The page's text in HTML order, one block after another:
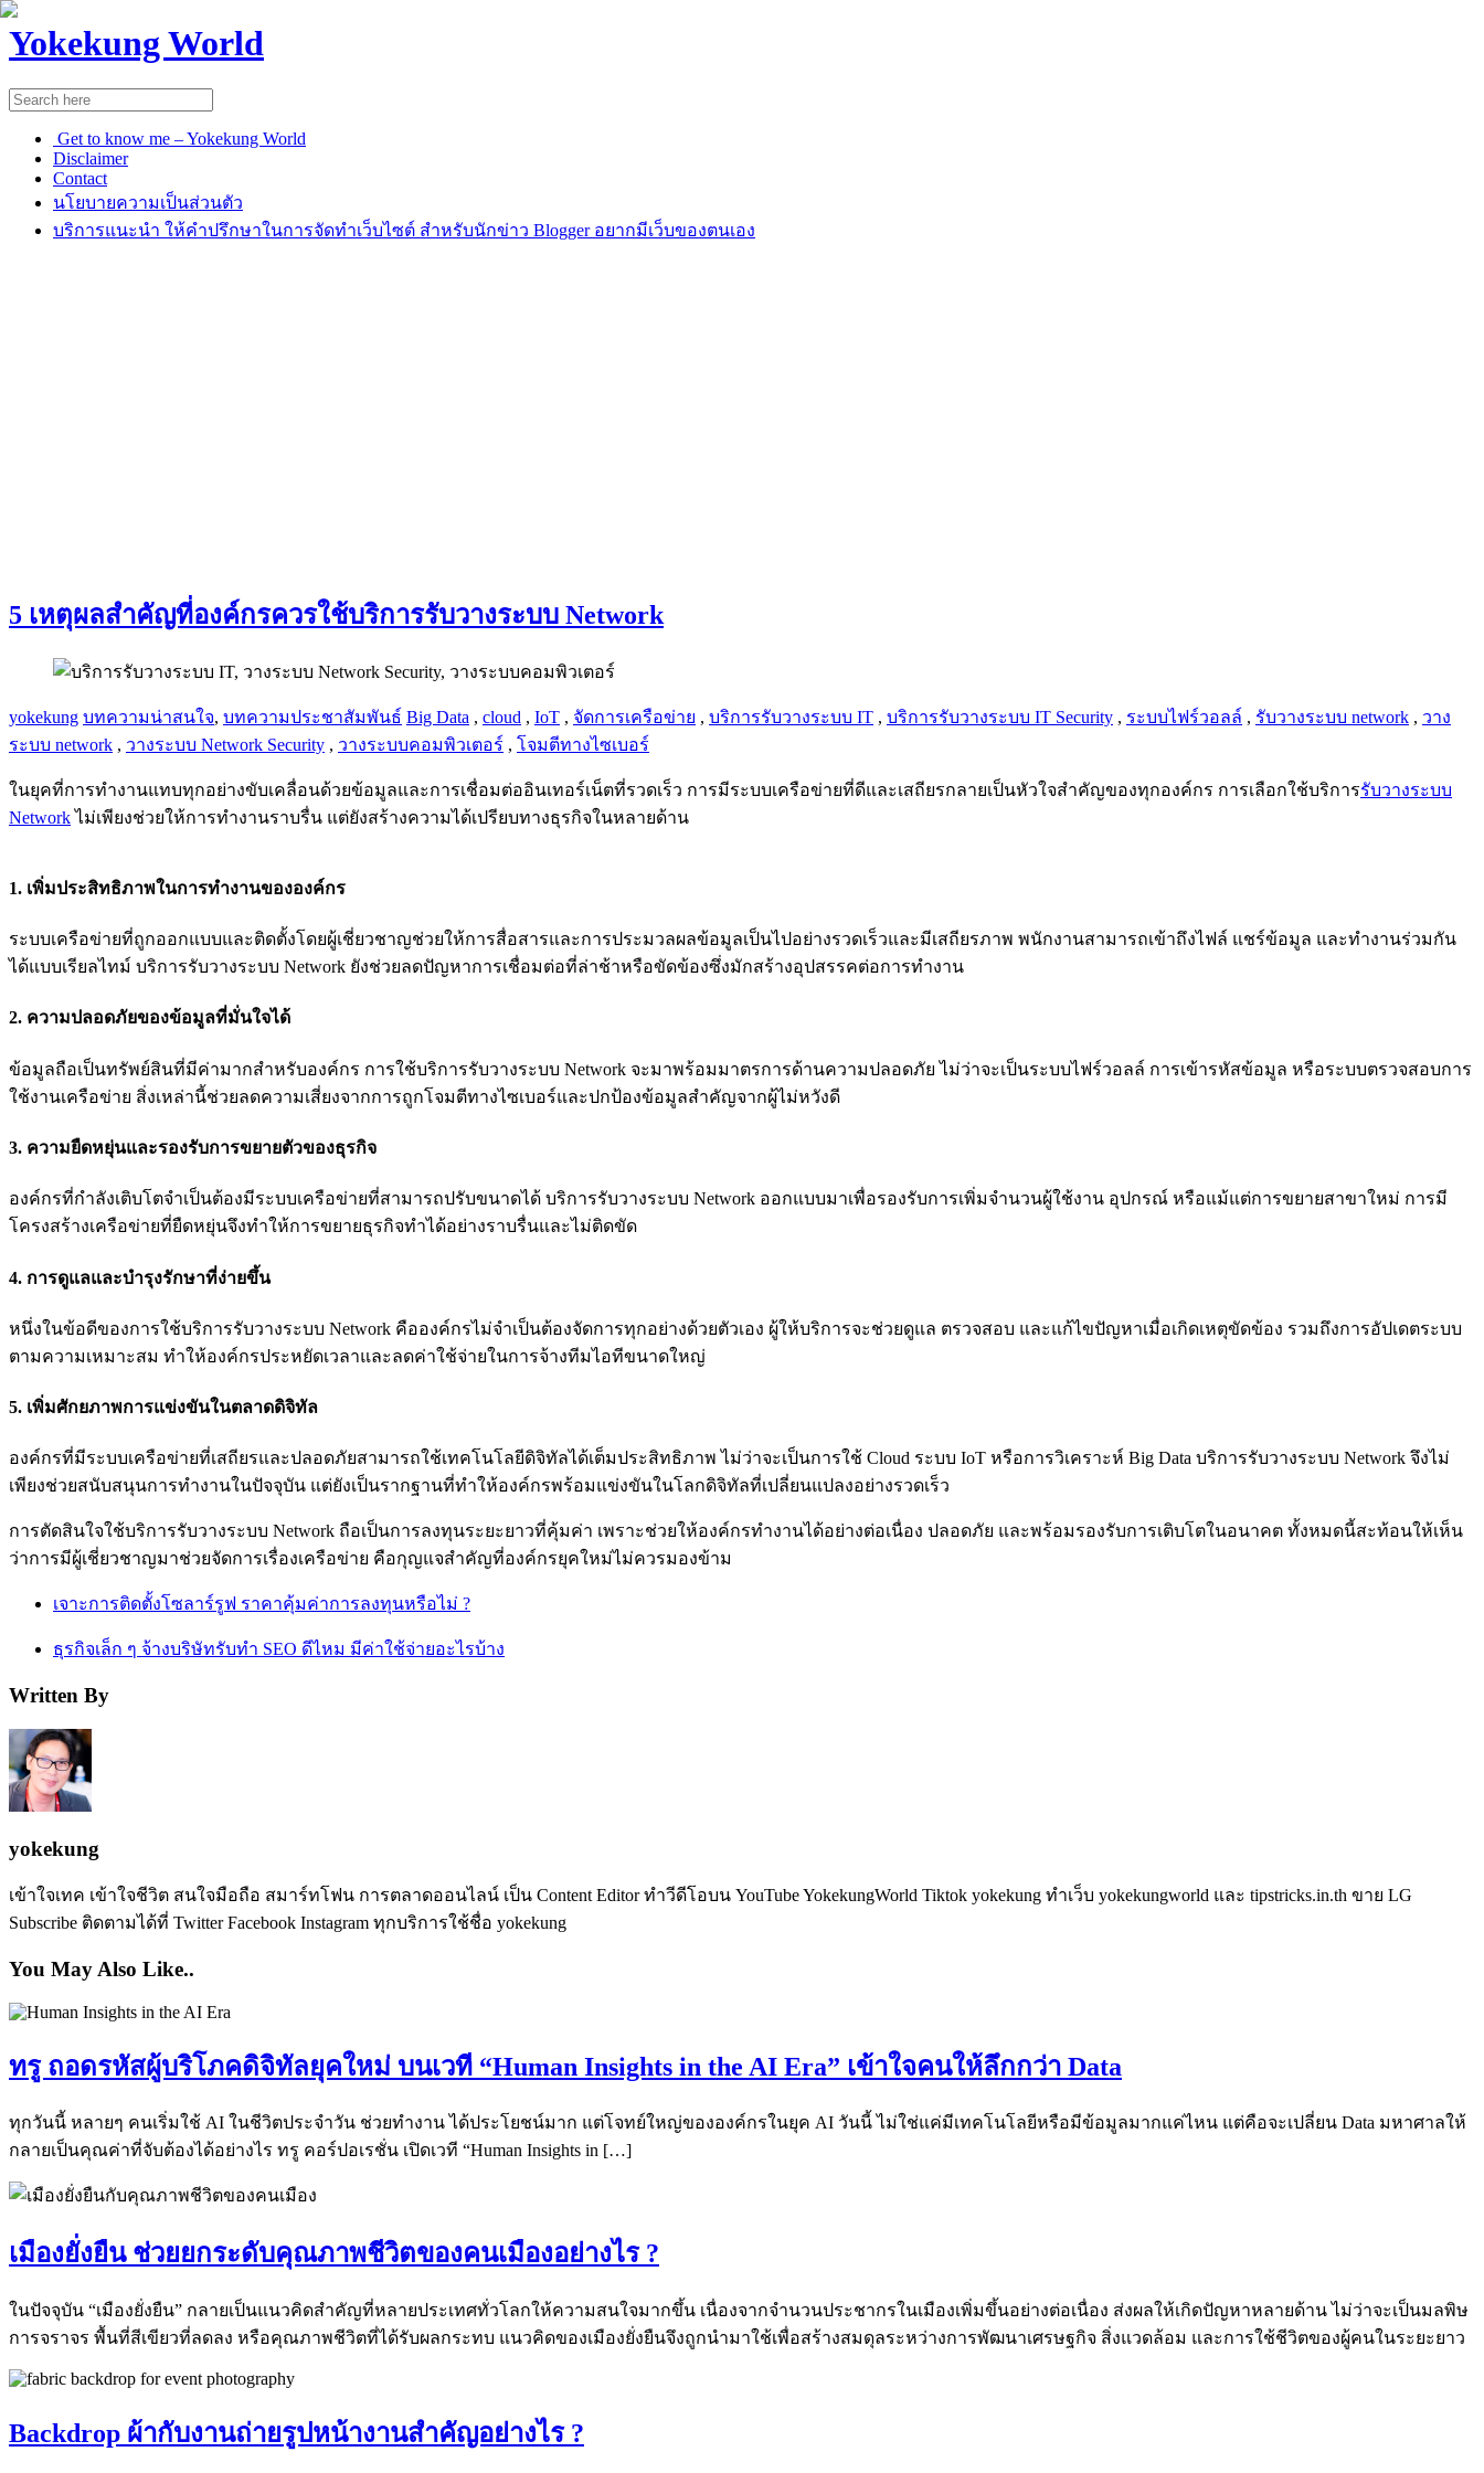
Yokekung World
Get to know me – Yokekung World
Disclaimer
Contact
นโยบายความเป็นส่วนตัว
บริการแนะนำ ให้คำปรึกษาในการจัดทำเว็บไซต์ สำหรับนักข่าว Blogger อยากมีเว็บของตนเอง
5 เหตุผลสำคัญที่องค์กรควรใช้บริการรับวางระบบ Network
yokekung บทความน่าสนใจ, บทความประชาสัมพันธ์ Big Data , cloud , IoT , จัดการเครือข่าย , บริการรับวางระบบ IT , บริการรับวางระบบ IT Security , ระบบไฟร์วอลล์ , รับวางระบบ network , วาง
ระบบ network , วางระบบ Network Security , วางระบบคอมพิวเตอร์ , โจมตีทางไซเบอร์
ในยุคที่การทำงานแทบทุกอย่างขับเคลื่อนด้วยข้อมูลและการเชื่อมต่ออินเทอร์เน็ตที่รวดเร็ว การมีระบบเครือข่ายที่ดีและเสถียรกลายเป็นหัวใจสำคัญของทุกองค์กร การเลือกใช้บริการรับวางระบบ
Networkไม่เพียงช่วยให้การทำงานราบรื่น แต่ยังสร้างความได้เปรียบทางธุรกิจในหลายด้าน
1. เพิ่มประสิทธิภาพในการทำงานขององค์กร
ระบบเครือข่ายที่ถูกออกแบบและติดตั้งโดยผู้เชี่ยวชาญช่วยให้การสื่อสารและการประมวลผลข้อมูลเป็นไปอย่างรวดเร็วและมีเสถียรภาพ พนักงานสามารถเข้าถึงไฟล์ แชร์ข้อมูล และทำงานร่วมกัน
ได้แบบเรียลไทม์ บริการรับวางระบบ Network ยังช่วยลดปัญหาการเชื่อมต่อที่ล่าช้าหรือขัดข้องซึ่งมักสร้างอุปสรรคต่อการทำงาน
2. ความปลอดภัยของข้อมูลที่มั่นใจได้
ข้อมูลถือเป็นทรัพย์สินที่มีค่ามากสำหรับองค์กร การใช้บริการรับวางระบบ Network จะมาพร้อมมาตรการด้านความปลอดภัย ไม่ว่าจะเป็นระบบไฟร์วอลล์ การเข้ารหัสข้อมูล หรือระบบตรวจสอบการ
ใช้งานเครือข่าย สิ่งเหล่านี้ช่วยลดความเสี่ยงจากการถูกโจมตีทางไซเบอร์และปกป้องข้อมูลสำคัญจากผู้ไม่หวังดี
3. ความยืดหยุ่นและรองรับการขยายตัวของธุรกิจ
องค์กรที่กำลังเติบโตจำเป็นต้องมีระบบเครือข่ายที่สามารถปรับขนาดได้ บริการรับวางระบบ Network ออกแบบมาเพื่อรองรับการเพิ่มจำนวนผู้ใช้งาน อุปกรณ์ หรือแม้แต่การขยายสาขาใหม่ การมี
โครงสร้างเครือข่ายที่ยืดหยุ่นจึงทำให้การขยายธุรกิจทำได้อย่างราบรื่นและไม่ติดขัด
4. การดูแลและบำรุงรักษาที่ง่ายขึ้น
หนึ่งในข้อดีของการใช้บริการรับวางระบบ Network คือองค์กรไม่จำเป็นต้องจัดการทุกอย่างด้วยตัวเอง ผู้ให้บริการจะช่วยดูแล ตรวจสอบ และแก้ไขปัญหาเมื่อเกิดเหตุขัดข้อง รวมถึงการอัปเดตระบบ
ตามความเหมาะสม ทำให้องค์กรประหยัดเวลาและลดค่าใช้จ่ายในการจ้างทีมไอทีขนาดใหญ่
5. เพิ่มศักยภาพการแข่งขันในตลาดดิจิทัล
องค์กรที่มีระบบเครือข่ายที่เสถียรและปลอดภัยสามารถใช้เทคโนโลยีดิจิทัลได้เต็มประสิทธิภาพ ไม่ว่าจะเป็นการใช้ Cloud ระบบ IoT หรือการวิเคราะห์ Big Data บริการรับวางระบบ Network จึงไม่
เพียงช่วยสนับสนุนการทำงานในปัจจุบัน แต่ยังเป็นรากฐานที่ทำให้องค์กรพร้อมแข่งขันในโลกดิจิทัลที่เปลี่ยนแปลงอย่างรวดเร็ว
การตัดสินใจใช้บริการรับวางระบบ Network ถือเป็นการลงทุนระยะยาวที่คุ้มค่า เพราะช่วยให้องค์กรทำงานได้อย่างต่อเนื่อง ปลอดภัย และพร้อมรองรับการเติบโตในอนาคต ทั้งหมดนี้สะท้อนให้เห็น
ว่าการมีผู้เชี่ยวชาญมาช่วยจัดการเรื่องเครือข่าย คือกุญแจสำคัญที่องค์กรยุคใหม่ไม่ควรมองข้าม
เจาะการติดตั้งโซลาร์รูฟ ราคาคุ้มค่าการลงทุนหรือไม่ ?
ธุรกิจเล็ก ๆ จ้างบริษัทรับทำ SEO ดีไหม มีค่าใช้จ่ายอะไรบ้าง
Written By
yokekung
เข้าใจเทค เข้าใจชีวิต สนใจมือถือ สมาร์ทโฟน การตลาดออนไลน์ เป็น Content Editor ทำวีดีโอบน YouTube YokekungWorld Tiktok yokekung ทำเว็บ yokekungworld และ tipstricks.in.th ขาย LG
Subscribe ติดตามได้ที่ Twitter Facebook Instagram ทุกบริการใช้ชื่อ yokekung
You May Also Like..
ทรู ถอดรหัสผู้บริโภคดิจิทัลยุคใหม่ บนเวที “Human Insights in the AI Era” เข้าใจคนให้ลึกกว่า Data
ทุกวันนี้ หลายๆ คนเริ่มใช้ AI ในชีวิตประจำวัน ช่วยทำงาน ได้ประโยชน์มาก แต่โจทย์ใหญ่ขององค์กรในยุค AI วันนี้ ไม่ใช่แค่มีเทคโนโลยีหรือมีข้อมูลมากแค่ไหน แต่คือจะเปลี่ยน Data มหาศาลให้
กลายเป็นคุณค่าที่จับต้องได้อย่างไร ทรู คอร์ปอเรชั่น เปิดเวที “Human Insights in […]
เมืองยั่งยืน ช่วยยกระดับคุณภาพชีวิตของคนเมืองอย่างไร ?
ในปัจจุบัน “เมืองยั่งยืน” กลายเป็นแนวคิดสำคัญที่หลายประเทศทั่วโลกให้ความสนใจมากขึ้น เนื่องจากจำนวนประชากรในเมืองเพิ่มขึ้นอย่างต่อเนื่อง ส่งผลให้เกิดปัญหาหลายด้าน ไม่ว่าจะเป็นมลพิษ
การจราจร พื้นที่สีเขียวที่ลดลง หรือคุณภาพชีวิตที่ได้รับผลกระทบ แนวคิดของเมืองยั่งยืนจึงถูกนำมาใช้เพื่อสร้างสมดุลระหว่างการพัฒนาเศรษฐกิจ สิ่งแวดล้อม และการใช้ชีวิตของผู้คนในระยะยาว
Backdrop ผ้ากับงานถ่ายรูปหน้างานสำคัญอย่างไร ?